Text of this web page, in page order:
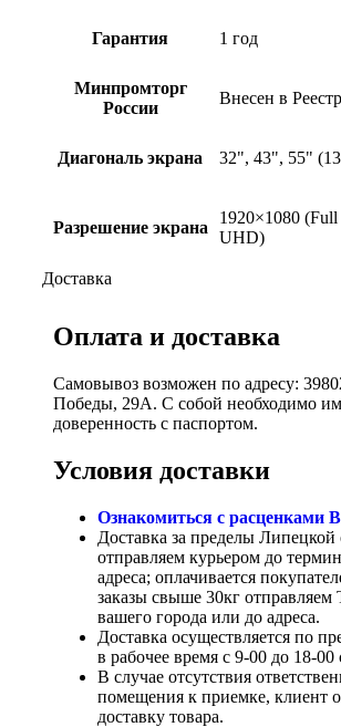
Гарантия 1 год
Минпромторг
России
Внесен в
Диагональ экрана 32", 43", 55"
Разрешение экрана
1920×1080
UHD)
Доставка
Оплата и доставка
Самовывоз возможен по адресу:
Победы, 29А. С собой необходимо
доверенность с паспортом.
Условия доставки
Ознакомиться с расценками
Доставка за пределы Липецкой
отправляем курьером до
адреса; оплачивается
заказы свыше 30кг
вашего города или до адреса.
Доставка осуществляется по
в рабочее время с 9-00 до 18-
В случае отсутствия
помещения к приемке, клиент
доставку товара.